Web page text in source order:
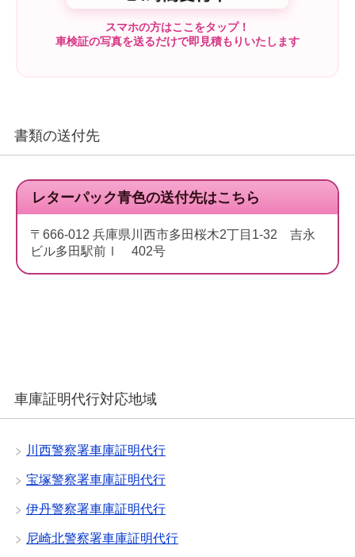
スマホの方はここをタップ！
車検証の写真を送るだけで即見積もりいたします
書類の送付先
レターパック青色の送付先はこちら
〒666-012 兵庫県川西市多田桜木2丁目1-32 吉永
ビル多田駅前Ⅰ 402号
車庫証明代行対応地域
川西警察署車庫証明代行
宝塚警察署車庫証明代行
伊丹警察署車庫証明代行
尼崎北警察署車庫証明代行